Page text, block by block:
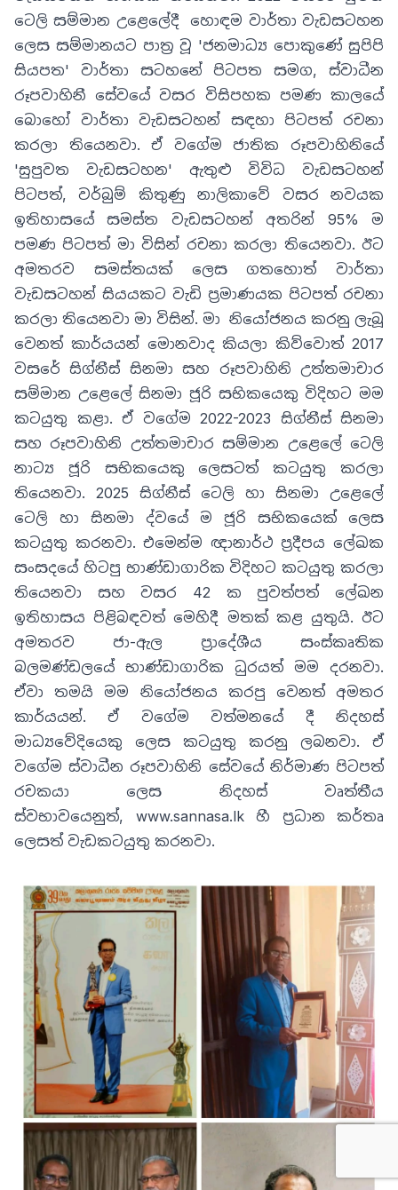
ටෙලි සම්මාන උළෙලේදී හොඳම වාර්තා වැඩසටහන
ලෙස සම්මානයට පාත්‍ර වූ 'ජනමාධ්‍ය පොකුණේ සුපිපි
සියපත' වාර්තා සටහනේ පිටපත සමග, ස්වාධීන
රූපවාහිනී සේවයේ වසර විසිපහක පමණ කාලයේ
බොහෝ වාර්තා වැඩසටහන් සඳහා පිටපත් රචනා
කරලා තියෙනවා. ඒ වගේම ජාතික රූපවාහිනියේ
'සුපුවත වැඩසටහන' ඇතුළු විවිධ වැඩසටහන්
පිටපත්, වර්බුම් කිතුණු නාලිකාවේ වසර නවයක
ඉතිහාසයේ සමස්ත වැඩසටහන් අතරින් 95% ම
පමණ පිටපත් මා විසින් රචනා කරලා තියෙනවා. ඊට
අමතරව සමස්තයක් ලෙස ගතහොත් වාර්තා
වැඩසටහන් සියයකට වැඩි ප්‍රමාණයක පිටපත් රචනා
කරලා තියෙනවා මා විසින්. මා නියෝජනය කරනු ලැබූ
වෙනත් කාර්යයන් මොනවාද කියලා කිව්වොත් 2017
වසරේ සිග්නීස් සිනමා සහ රූපවාහිනි උත්තමාචාර
සම්මාන උළෙලේ සිනමා ජූරි සභිකයෙකු විදිහට මම
කටයුතු කළා. ඒ වගේම 2022-2023 සිග්නීස් සිනමා
සහ රූපවාහිනි උත්තමාචාර සම්මාන උළෙලේ ටෙලි
නාට්‍ය ජූරි සභිකයෙකු ලෙසටත් කටයුතු කරලා
තියෙනවා. 2025 සිග්නීස් ටෙලි හා සිනමා උළෙලේ
ටෙලි හා සිනමා ද්වයේ ම ජූරි සභිකයෙක් ලෙස
කටයුතු කරනවා. එමෙන්ම ඥානාර්ථ ප්‍රදීපය ලේඛක
සංසදයේ හිටපු භාණ්ඩාගාරික විදිහට කටයුතු කරලා
තියෙනවා සහ වසර 42 ක පුවත්පත් ලේඛන
ඉතිහාසය පිළිබඳවත් මෙහිදී මතක් කළ යුතුයි. ඊට
අමතරව ජා-ඇල ප්‍රාදේශීය සංස්කෘතික
බලමණ්ඩලයේ භාණ්ඩාගාරික ධුරයත් මම දරනවා.
ඒවා තමයි මම නියෝජනය කරපු වෙනත් අමතර
කාර්යයන්. ඒ වගේම වත්මනයේ දී නිදහස්
මාධ්‍යවේදියෙකු ලෙස කටයුතු කරනු ලබනවා. ඒ
වගේම ස්වාධීන රූපවාහිනි සේවයේ නිර්මාණ පිටපත්
රචකයා ලෙස නිදහස් වෘත්තීය
ස්වභාවයෙනුත්, www.sannasa.lk හී ප්‍රධාන කර්තෘ
ලෙසත් වැඩකටයුතු කරනවා.